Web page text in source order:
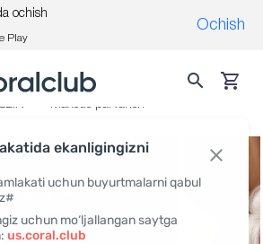
ekanligingizni
uchun buyurtmalarni qabul
uchun mo‘ljallangan saytga
us.coral.club
ochish
Play
Ochish